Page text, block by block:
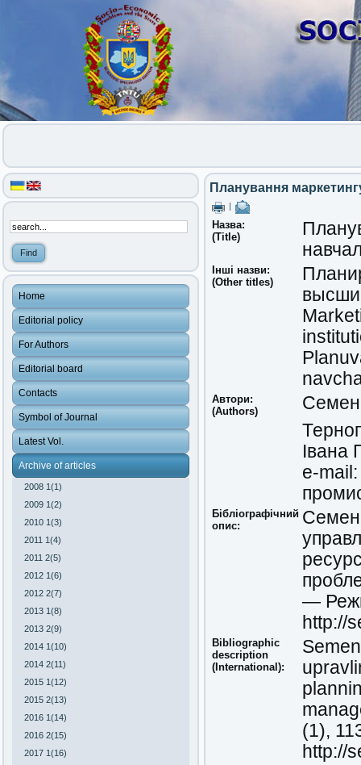
Home
Editorial policy
For Authors
Editorial board
Contacts
Symbol of Journal
Latest Vol.
Archive of articles
2008 1(1)
2009 1(2)
2010 1(3)
2011 1(4)
2011 2(5)
2012 1(6)
2012 2(7)
2013 1(8)
2013 2(9)
2014 1(10)
2014 2(11)
2015 1(12)
2015 2(13)
2016 1(14)
2016 2(15)
2017 1(16)
Планування
Назва:
(Title)
Інші назви:
(Other titles)
Автори:
(Authors)
Івана
e-
Бібліографічний
опис:
—
http://
Bibliographic
description
(International):
(1),
http://